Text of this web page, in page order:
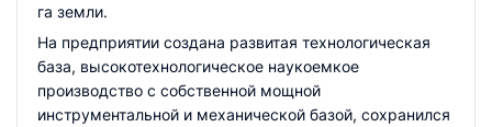
га земли.
На предприятии создана развитая технологическая
база, высокотехнологическое наукоемкое
производство с собственной мощной
инструментальной и механической базой, сохранился